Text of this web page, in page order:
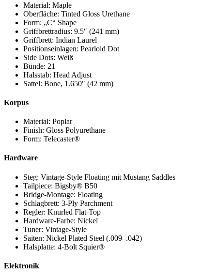
Material: Maple
Oberfläche: Tinted Gloss Urethane
Form: „C“ Shape
Griffbrettradius: 9.5″ (241 mm)
Griffbrett: Indian Laurel
Positionseinlagen: Pearloid Dot
Side Dots: Weiß
Bünde: 21
Halsstab: Head Adjust
Sattel: Bone, 1.650″ (42 mm)
Korpus
Material: Poplar
Finish: Gloss Polyurethane
Form: Telecaster®
Hardware
Steg: Vintage-Style Floating mit Mustang Saddles
Tailpiece: Bigsby® B50
Bridge-Montage: Floating
Schlagbrett: 3-Ply Parchment
Regler: Knurled Flat-Top
Hardware-Farbe: Nickel
Tuner: Vintage-Style
Saiten: Nickel Plated Steel (.009–.042)
Halsplatte: 4-Bolt Squier®
Elektronik